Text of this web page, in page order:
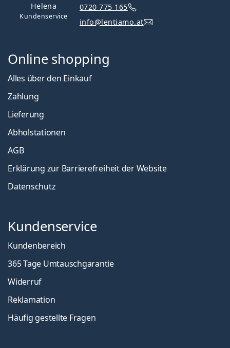
Helena
Kundenservice
0720 775 165
info@lentiamo.at
Online shopping
Alles über den Einkauf
Zahlung
Lieferung
Abholstationen
AGB
Erklärung zur Barrierefreiheit der Website
Datenschutz
Kundenservice
Kundenbereich
365 Tage Umtauschgarantie
Widerruf
Reklamation
Häufig gestellte Fragen